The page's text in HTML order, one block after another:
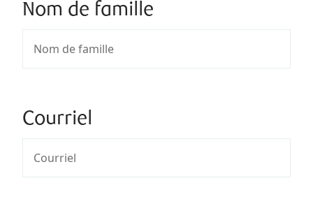
Nom de famille
Courriel